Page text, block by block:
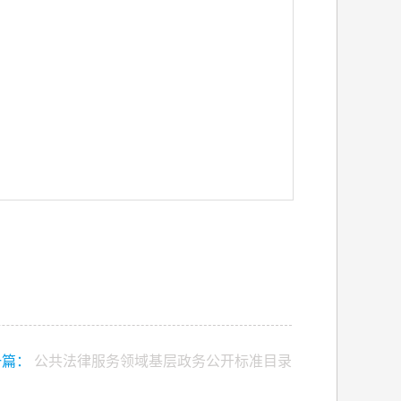
： 公共法律服务领域基层政务公开标准目录